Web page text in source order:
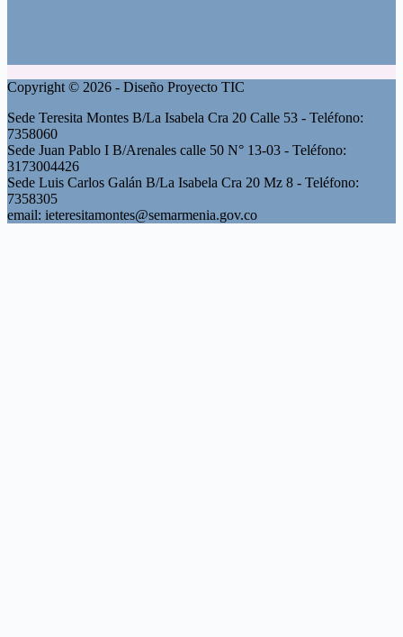
Copyright © 2026 - Diseño Proyecto TIC
Sede Teresita Montes B/La Isabela Cra 20 Calle 53 - Teléfono:
7358060
Sede Juan Pablo I B/Arenales calle 50 N° 13-03 - Teléfono:
3173004426
Sede Luis Carlos Galán B/La Isabela Cra 20 Mz 8 - Teléfono:
7358305
email: ieteresitamontes@semarmenia.gov.co